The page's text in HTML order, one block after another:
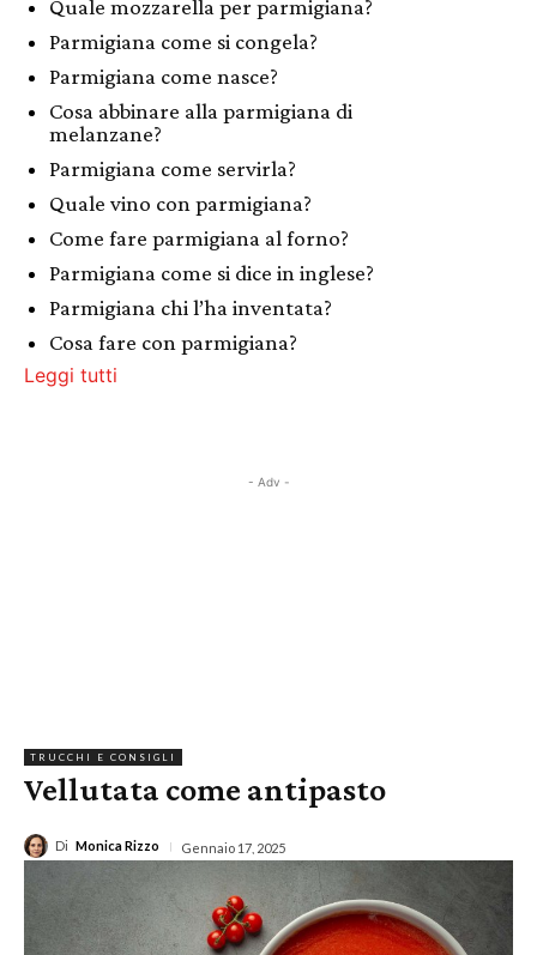
Quale mozzarella per parmigiana?
Parmigiana come si congela?
Parmigiana come nasce?
Cosa abbinare alla parmigiana di
melanzane?
Parmigiana come servirla?
Quale vino con parmigiana?
Come fare parmigiana al forno?
Parmigiana come si dice in inglese?
Parmigiana chi l’ha inventata?
Cosa fare con parmigiana?
Leggi tutti
- Adv -